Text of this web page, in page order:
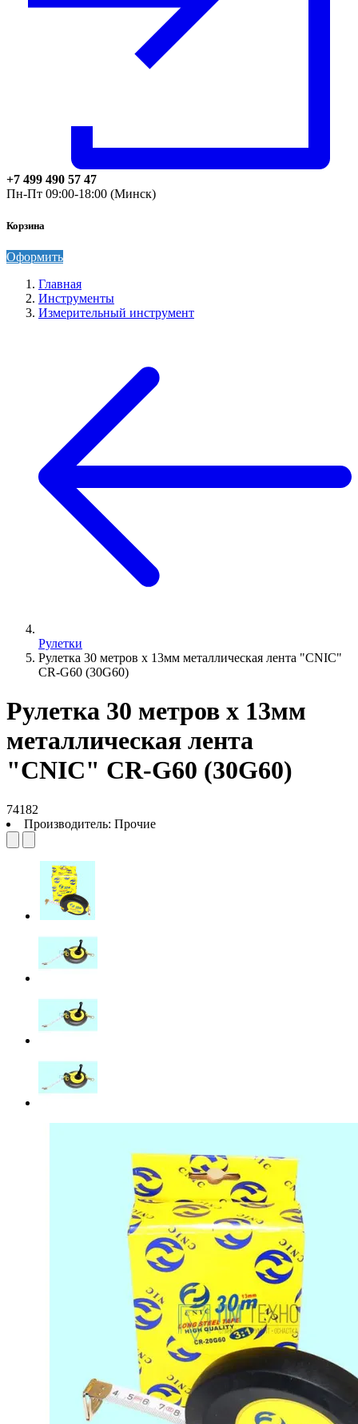
+7 499 490 57 47
Пн-Пт 09:00-18:00 (Минск)
Корзина
Оформить
Главная
Инструменты
Измерительный инструмент
Рулетки
Рулетка 30 метров х 13мм металлическая лента "CNIC"
CR-G60 (30G60)
Рулетка 30 метров х 13мм
металлическая лента
"CNIC" CR-G60 (30G60)
74182
Производитель: Прочие